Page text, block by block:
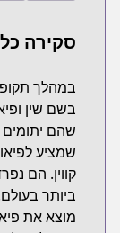
סקירה
במהלך
בשם שין
שהם
שמציע
קווין. הם
ביותר
מוצא את